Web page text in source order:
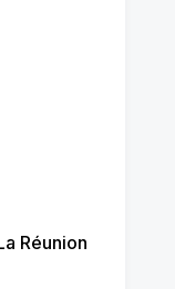
Réunion